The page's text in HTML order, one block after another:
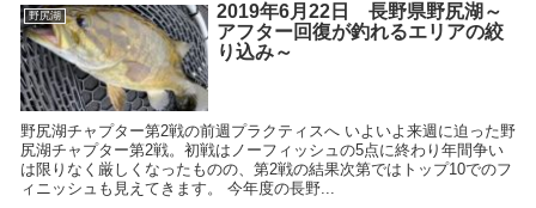
野尻湖
2019年6月22日 長野県野尻湖～
アフター回復が釣れるエリアの絞
り込み～
野尻湖チャプター第2戦の前週プラクティスへ いよいよ来週に迫った野
尻湖チャプター第2戦。初戦はノーフィッシュの5点に終わり年間争い
は限りなく厳しくなったものの、第2戦の結果次第ではトップ10でのフ
ィニッシュも見えてきます。 今年度の長野...